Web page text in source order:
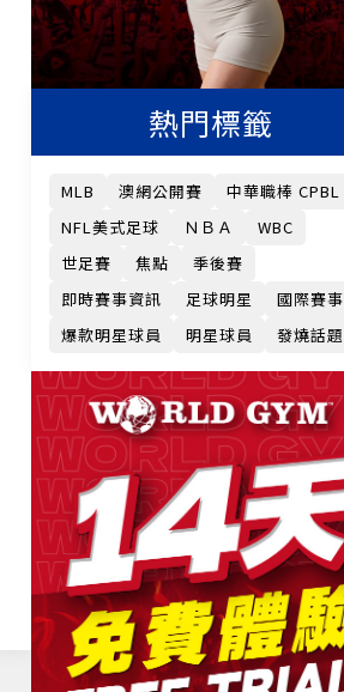
熱門標籤
MLB 澳網公開賽
中華職棒 CPBL
NFL美式足球
ＮＢＡ
WBC
世足賽
焦點
季後賽
即時賽事資訊
足球明星
國際賽事
爆款明星球員
明星球員 發燒話題